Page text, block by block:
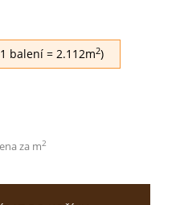
balení = 2.112m2)
za m2